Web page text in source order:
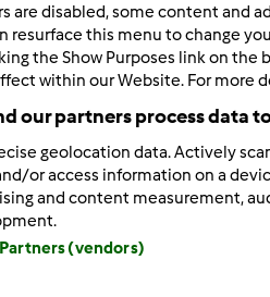
are disabled, some content and
resurface this menu to change
the Show Purposes link on the
within our Website. For more
our partners process data
geolocation data. Actively
or access information on a
and content measurement,
(vendors)